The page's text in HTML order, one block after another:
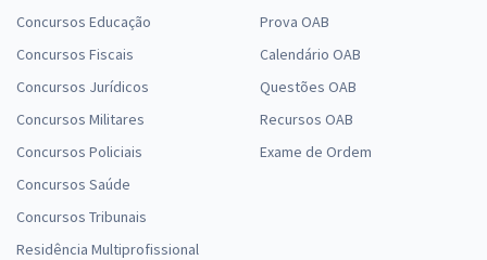
Concursos Educação
Concursos Fiscais
Concursos Jurídicos
Concursos Militares
Concursos Policiais
Concursos Saúde
Concursos Tribunais
Residência Multiprofissional
Prova OAB
Calendário OAB
Questões OAB
Recursos OAB
Exame de Ordem